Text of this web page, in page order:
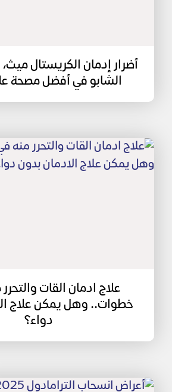
الشابو في أفضل مصحة
خطوات.. وهل يمكن علاج
دواء؟